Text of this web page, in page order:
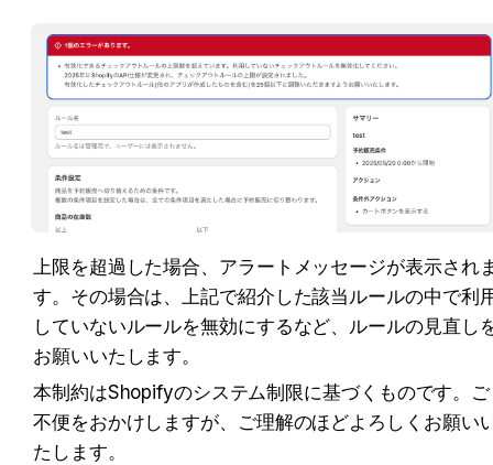
上限を超過した場合、アラートメッセージが表示され
す。その場合は、上記で紹介した該当ルールの中で利
していないルールを無効にするなど、ルールの見直し
お願いいたします。
本制約はShopifyのシステム制限に基づくものです。ご
不便をおかけしますが、ご理解のほどよろしくお願い
たします。